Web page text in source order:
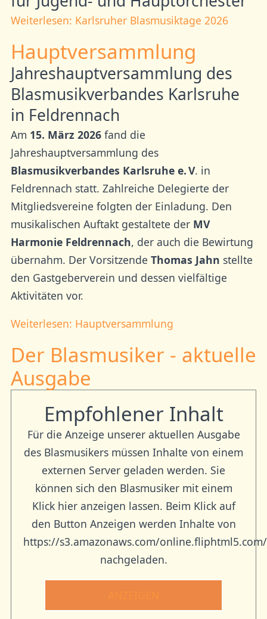
Weiterlesen: Karlsruher Blasmusiktage 2026
Hauptversammlung
Jahreshauptversammlung des
Blasmusikverbandes Karlsruhe
in Feldrennach
Am 15. März 2026fand die
Jahreshauptversammlung des
Blasmusikverbandes Karlsruhe e. V. in
Feldrennach statt. Zahlreiche Delegierte der
Mitgliedsvereine folgten der Einladung. Den
musikalischen Auftakt gestaltete der MV
Harmonie Feldrennach, der auch die Bewirtung
übernahm. Der Vorsitzende Thomas Jahn stellte
den Gastgeberverein und dessen vielfältige
Aktivitäten vor.
Weiterlesen: Hauptversammlung
Der Blasmusiker - aktuelle
Ausgabe
Empfohlener Inhalt
Für die Anzeige unserer aktuellen Ausgabe
des Blasmusikers müssen Inhalte von einem
externen Server geladen werden. Sie
können sich den Blasmusiker mit einem
Klick hier anzeigen lassen. Beim Klick auf
den Button Anzeigen werden Inhalte von
https://s3.amazonaws.com/
nachgeladen.